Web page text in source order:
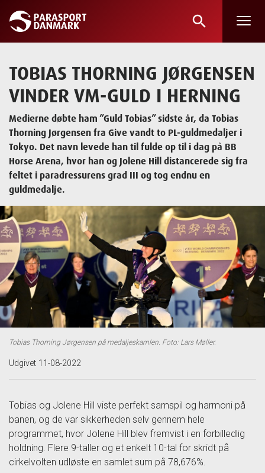
Skip
to
content
search
TOBIAS THORNING JØRGENSEN
VINDER VM-GULD I HERNING
Medierne døbte ham ”Guld Tobias” sidste år, da Tobias
Thorning Jørgensen fra Give vandt to PL-guldmedaljer i
Tokyo. Det navn levede han til fulde op til i dag på BB
Horse Arena, hvor han og Jolene Hill distancerede sig fra
feltet i paradressurens grad III og tog endnu en
guldmedalje.
Tobias Thorning Jørgensen på medaljeskamlen. Foto: Lars Møller.
Udgivet 11-08-2022
Tobias og Jolene Hill viste perfekt samspil og harmoni på
banen, og de var sikkerheden selv gennem hele
programmet, hvor Jolene Hill blev fremvist i en forbilledlig
holdning. Flere 9-taller og et enkelt 10-tal for skridt på
cirkelvolten udløste en samlet sum på 78,676%.